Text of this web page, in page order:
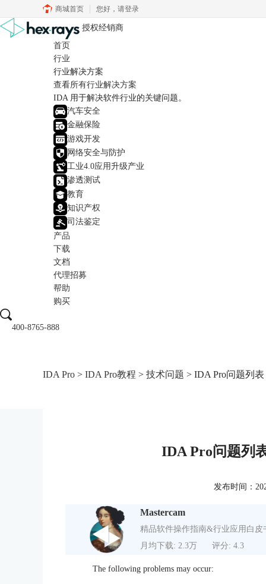
商城首页 您好， 请登录
授权经销商
首页
行业
行业解决方案
查看所有行业解决方案
IDA 用于解决软件行业的关键问题。
汽车安全
金融保险
游戏开发
网络安全与防护
工业4.0应用升级产业
渗透测试
教育
知识产权
司法鉴定
产品
下载
文档
代理招募
帮助
购买
400-8765-888
IDA Pro > IDA Pro教程 > 技术问题 > IDA Pro问题列表
IDA Pro问题列
发布时间：
Mastercam
精品软件操作指南&行业应用白皮
月均下载: 2.3万
评分: 4.3
The following problems may occur: